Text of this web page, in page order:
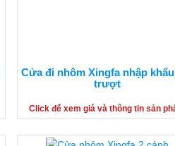
Cửa đi nhôm Xingfa nhập
trượt
Click để xem giá và thông tin sản